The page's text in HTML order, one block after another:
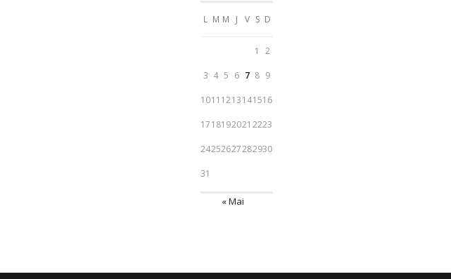
L M M J V S D
1 2
3 4 5 6 7 8 9
1011 1213141516
1718192021 2223
24252627282930
31
« Mai